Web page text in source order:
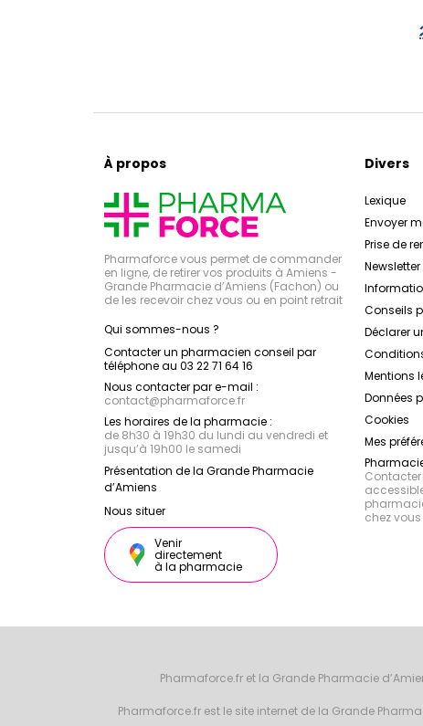
À propos
Pharmaforce vous permet de commander
en ligne, de retirer vos produits à Amiens -
Grande Pharmacie d’Amiens (Fachon) ou
de les recevoir chez vous ou en point retrait
Qui sommes-nous ?
Contacter un pharmacien conseil par
téléphone au 03 22 71 64 16
Nous contacter par e-mail :
contact@pharmaforce.fr
Les horaires de la pharmacie :
de 8h30 à 19h30 du lundi au vendredi et
jusqu’à 19h00 le samedi
Présentation de la Grande Pharmacie
d’Amiens
Nous situer
Venir
directement
à la pharmacie
Divers
Lexique
Envoyer
Prise de
Newsletter
Conseils
Déclarer
Mentions
Données
Cookies
Mes
chez vous
Pharmaforce.fr et la Grande Pharmacie
Pharmaforce.fr est le site internet de la Grande